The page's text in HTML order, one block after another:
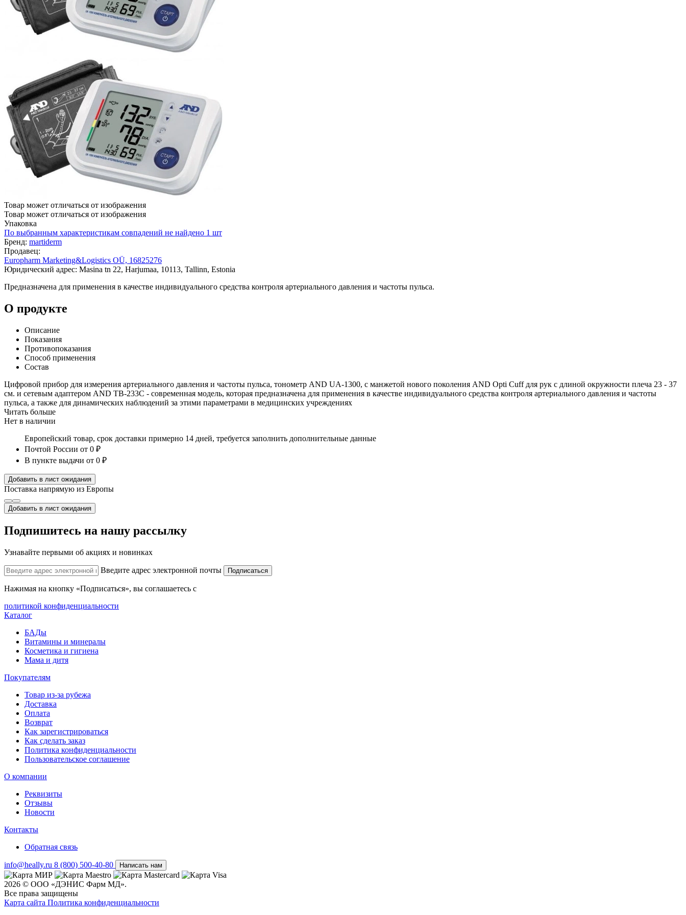
Товар может отличаться от изображения
Товар может отличаться от изображения
Упаковка
По выбранным характеристикам совпадений не найдено 1 шт
Бренд: martiderm
Продавец:
Europharm Marketing&Logistics OÜ, 16825276
Юридический адрес: Masina tn 22, Harjumaa, 10113, Tallinn, Estonia
Предназначена для применения в качестве индивидуального средства контроля артериального давления и частоты пульса.
О продукте
Описание
Показания
Противопоказания
Способ применения
Состав
Цифровой прибор для измерения артериального давления и частоты пульса, тонометр AND UA-1300, с манжетой нового поколения AND Opti Cuff для рук с длиной окружности плеча 23 - 37
см. и сетевым адаптером AND TB-233C - современная модель, которая предназначена для применения в качестве индивидуального средства контроля артериального давления и частоты
пульса, а также для динамических наблюдений за этими параметрами в медицинских учреждениях
Читать больше
Нет в наличии
Европейский товар, срок доставки примерно 14 дней, требуется заполнить дополнительные данные
Почтой России от 0 ₽
В пункте выдачи от 0 ₽
Добавить в лист ожидания
Поставка напрямую из Европы
Добавить в лист ожидания
Подпишитесь на нашу рассылку
Узнавайте первыми об акциях и новинках
Введите адрес электронной почты Подписаться
Нажимая на кнопку «Подписаться», вы соглашаетесь с
политикой конфиденциальности
Каталог
БАДы
Витамины и минералы
Косметика и гигиена
Мама и дитя
Покупателям
Товар из-за рубежа
Доставка
Оплата
Возврат
Как зарегистрироваться
Как сделать заказ
Политика конфиденциальности
Пользовательское соглашение
О компании
Реквизиты
Отзывы
Новости
Контакты
Обратная связь
info@heally.ru 8 (800) 500-40-80 Написать нам
2026 © ООО «ДЭНИС Фарм МД».
Все права защищены
Карта сайта Политика конфиден­циальности